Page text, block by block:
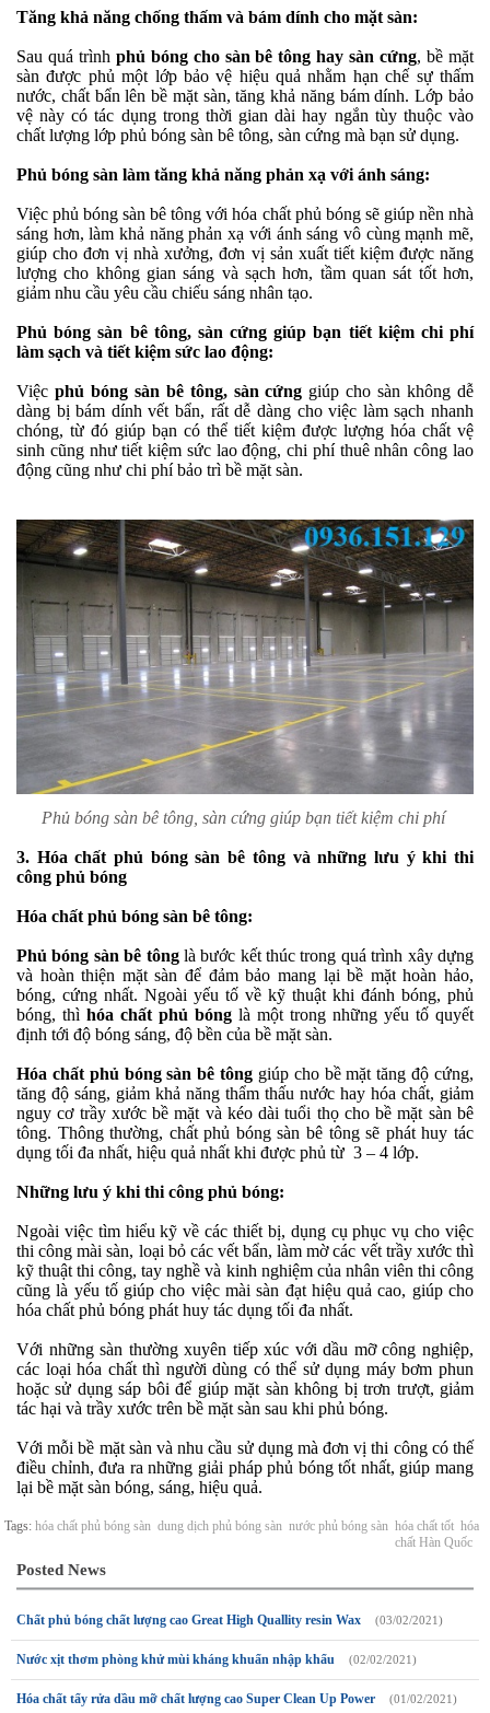
Tăng khả năng chống thấm và bám dính cho mặt sàn:
Sau quá trình phủ bóng cho sàn bê tông hay sàn cứng, bề mặt
sàn được phủ một lớp bảo vệ hiệu quả nhằm hạn chế sự thấm
nước, chất bẩn lên bề mặt sàn, tăng khả năng bám dính. Lớp bảo
vệ này có tác dụng trong thời gian dài hay ngắn tùy thuộc vào
chất lượng lớp phủ bóng sàn bê tông, sàn cứng mà bạn sử dụng.
Phủ bóng sàn làm tăng khả năng phản xạ với ánh sáng:
Việc phủ bóng sàn bê tông với hóa chất phủ bóng sẽ giúp nền nhà
sáng hơn, làm khả năng phản xạ với ánh sáng vô cùng mạnh mẽ,
giúp cho đơn vị nhà xưởng, đơn vị sản xuất tiết kiệm được năng
lượng cho không gian sáng và sạch hơn, tầm quan sát tốt hơn,
giảm nhu cầu yêu cầu chiếu sáng nhân tạo.
Phủ bóng sàn bê tông, sàn cứng giúp bạn tiết kiệm chi phí
làm sạch và tiết kiệm sức lao động:
Việc phủ bóng sàn bê tông, sàn cứng giúp cho sàn không dễ
dàng bị bám dính vết bẩn, rất dễ dàng cho việc làm sạch nhanh
chóng, từ đó giúp bạn có thể tiết kiệm được lượng hóa chất vệ
sinh cũng như tiết kiệm sức lao động, chi phí thuê nhân công lao
động cũng như chi phí bảo trì bề mặt sàn.
Phủ bóng sàn bê tông, sàn cứng giúp bạn tiết kiệm chi phí
3. Hóa chất phủ bóng sàn bê tông và những lưu ý khi thi
công phủ bóng
Hóa chất phủ bóng sàn bê tông:
Phủ bóng sàn bê tônglà bước kết thúc trong quá trình xây dựng
và hoàn thiện mặt sàn để đảm bảo mang lại bề mặt hoàn hảo,
bóng, cứng nhất. Ngoài yếu tố về kỹ thuật khi đánh bóng, phủ
bóng, thì hóa chất phủ bóng là một trong những yếu tố quyết
định tới độ bóng sáng, độ bền của bề mặt sàn.
Hóa chất phủ bóng sàn bê tông giúp cho bề mặt tăng độ cứng,
tăng độ sáng, giảm khả năng thẩm thấu nước hay hóa chất, giảm
nguy cơ trầy xước bề mặt và kéo dài tuổi thọ cho bề mặt sàn bê
tông. Thông thường, chất phủ bóng sàn bê tông sẽ phát huy tác
dụng tối đa nhất, hiệu quả nhất khi được phủ từ 3 – 4 lớp.
Những lưu ý khi thi công phủ bóng:
Ngoài việc tìm hiểu kỹ về các thiết bị, dụng cụ phục vụ cho việc
thi công mài sàn, loại bỏ các vết bẩn, làm mờ các vết trầy xước thì
kỹ thuật thi công, tay nghề và kinh nghiệm của nhân viên thi công
cũng là yếu tố giúp cho việc mài sàn đạt hiệu quả cao, giúp cho
hóa chất phủ bóng phát huy tác dụng tối đa nhất.
Với những sàn thường xuyên tiếp xúc với dầu mỡ công nghiệp,
các loại hóa chất thì người dùng có thể sử dụng máy bơm phun
hoặc sử dụng sáp bôi để giúp mặt sàn không bị trơn trượt, giảm
tác hại và trầy xước trên bề mặt sàn sau khi phủ bóng.
Với mỗi bề mặt sàn và nhu cầu sử dụng mà đơn vị thi công có thế
điều chỉnh, đưa ra những giải pháp phủ bóng tốt nhất, giúp mang
lại bề mặt sàn bóng, sáng, hiệu quả.
Tags: hóa chất phủ bóng sàn dung dịch phủ bóng sàn nước phủ bóng sàn hóa chất tốt hóa
chất Hàn Quốc
Posted News
Chất phủ bóng chất lượng cao Great High Quallity resin Wax (03/02/2021)
Nước xịt thơm phòng khử mùi kháng khuẩn nhập khẩu (02/02/2021)
Hóa chất tẩy rửa dầu mỡ chất lượng cao Super Clean Up Power (01/02/2021)